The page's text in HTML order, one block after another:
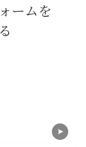
ームを